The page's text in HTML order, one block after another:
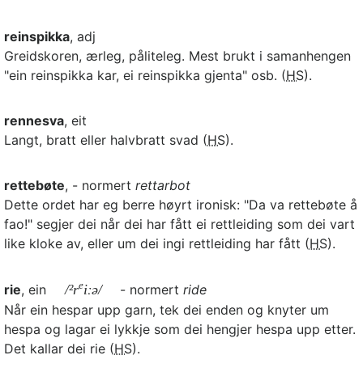
reinspikka, adj
Greidskoren, ærleg, påliteleg. Mest brukt i samanhengen
"ein reinspikka kar, ei reinspikka gjenta" osb. (HS).
rennesva, eit
Langt, bratt eller halvbratt svad (HS).
rettebøte, - normert rettarbot
Dette ordet har eg berre høyrt ironisk: "Da va rettebøte å
fao!" segjer dei når dei har fått ei rettleiding som dei vart
like kloke av, eller um dei ingi rettleiding har fått (HS).
rie, ein /²reiːə/ - normertride
Når ein hespar upp garn, tek dei enden og knyter um
hespa og lagar ei lykkje som dei hengjer hespa upp etter.
Det kallar dei rie (HS).